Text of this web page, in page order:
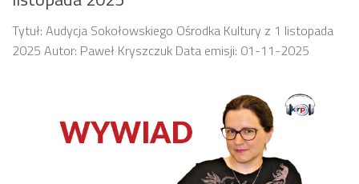
Tytuł: Audycja Sokołowskiego Ośrodka Kultury z 1 listopada
2025 Autor: Paweł Kryszczuk Data emisji: 01-11-2025